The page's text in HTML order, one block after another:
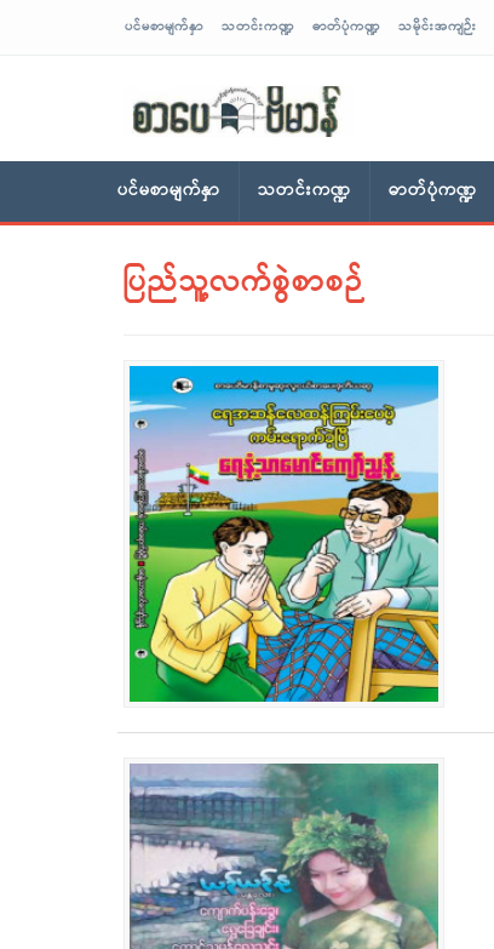
ပင်မစာမျက်နှာ သတင်းကဏ္ဍ ဓာတ်ပုံကဏ္ဍ သမိုင်းအကျဉ်း
ပင်မစာမျက်နှာ သတင်းကဏ္ဍ ဓာတ်ပုံကဏ္ဍ
ပြည်သူ့လက်စွဲစာစဉ်